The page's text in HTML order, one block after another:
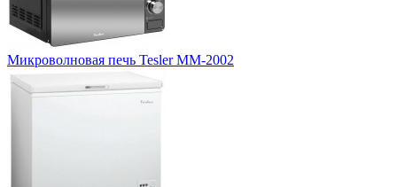
Микроволновая печь Tesler MM-2002